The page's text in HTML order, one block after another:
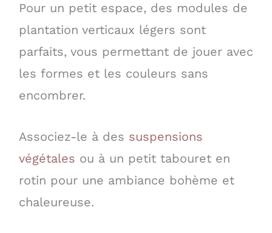
Pour un petit espace, des modules de
plantation verticaux légers sont
parfaits, vous permettant de jouer avec
les formes et les couleurs sans
encombrer.
Associez-le à des suspensions
végétales ou à un petit tabouret en
rotin pour une ambiance bohème et
chaleureuse.